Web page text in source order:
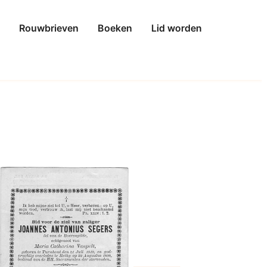
Rouwbrieven Boeken
Lid worden